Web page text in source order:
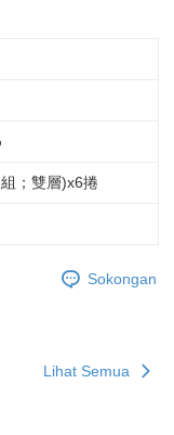
；雙層)x6捲
Sokongan
Lihat Semua